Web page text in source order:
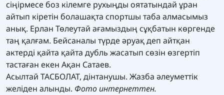
сіңірмесе боз кілемге рухыңды оятатындай ұран
айтып кіретін болашақта спортшы таба алмасымыз
анық. Ерлан Төлеутай ағамыздың сұқбатын көргенде
таң қалғам. Бейсаналы түрде әруақ деп айтқан
актерді қайта қайта дубль жасатып сөзін өзгертіп
тастаған екен Ақан Сатаев.
Асылтай ТАСБОЛАТ, дінтанушы. Жазба әлеуметтік
желіден алынды. Фото интернеттен.